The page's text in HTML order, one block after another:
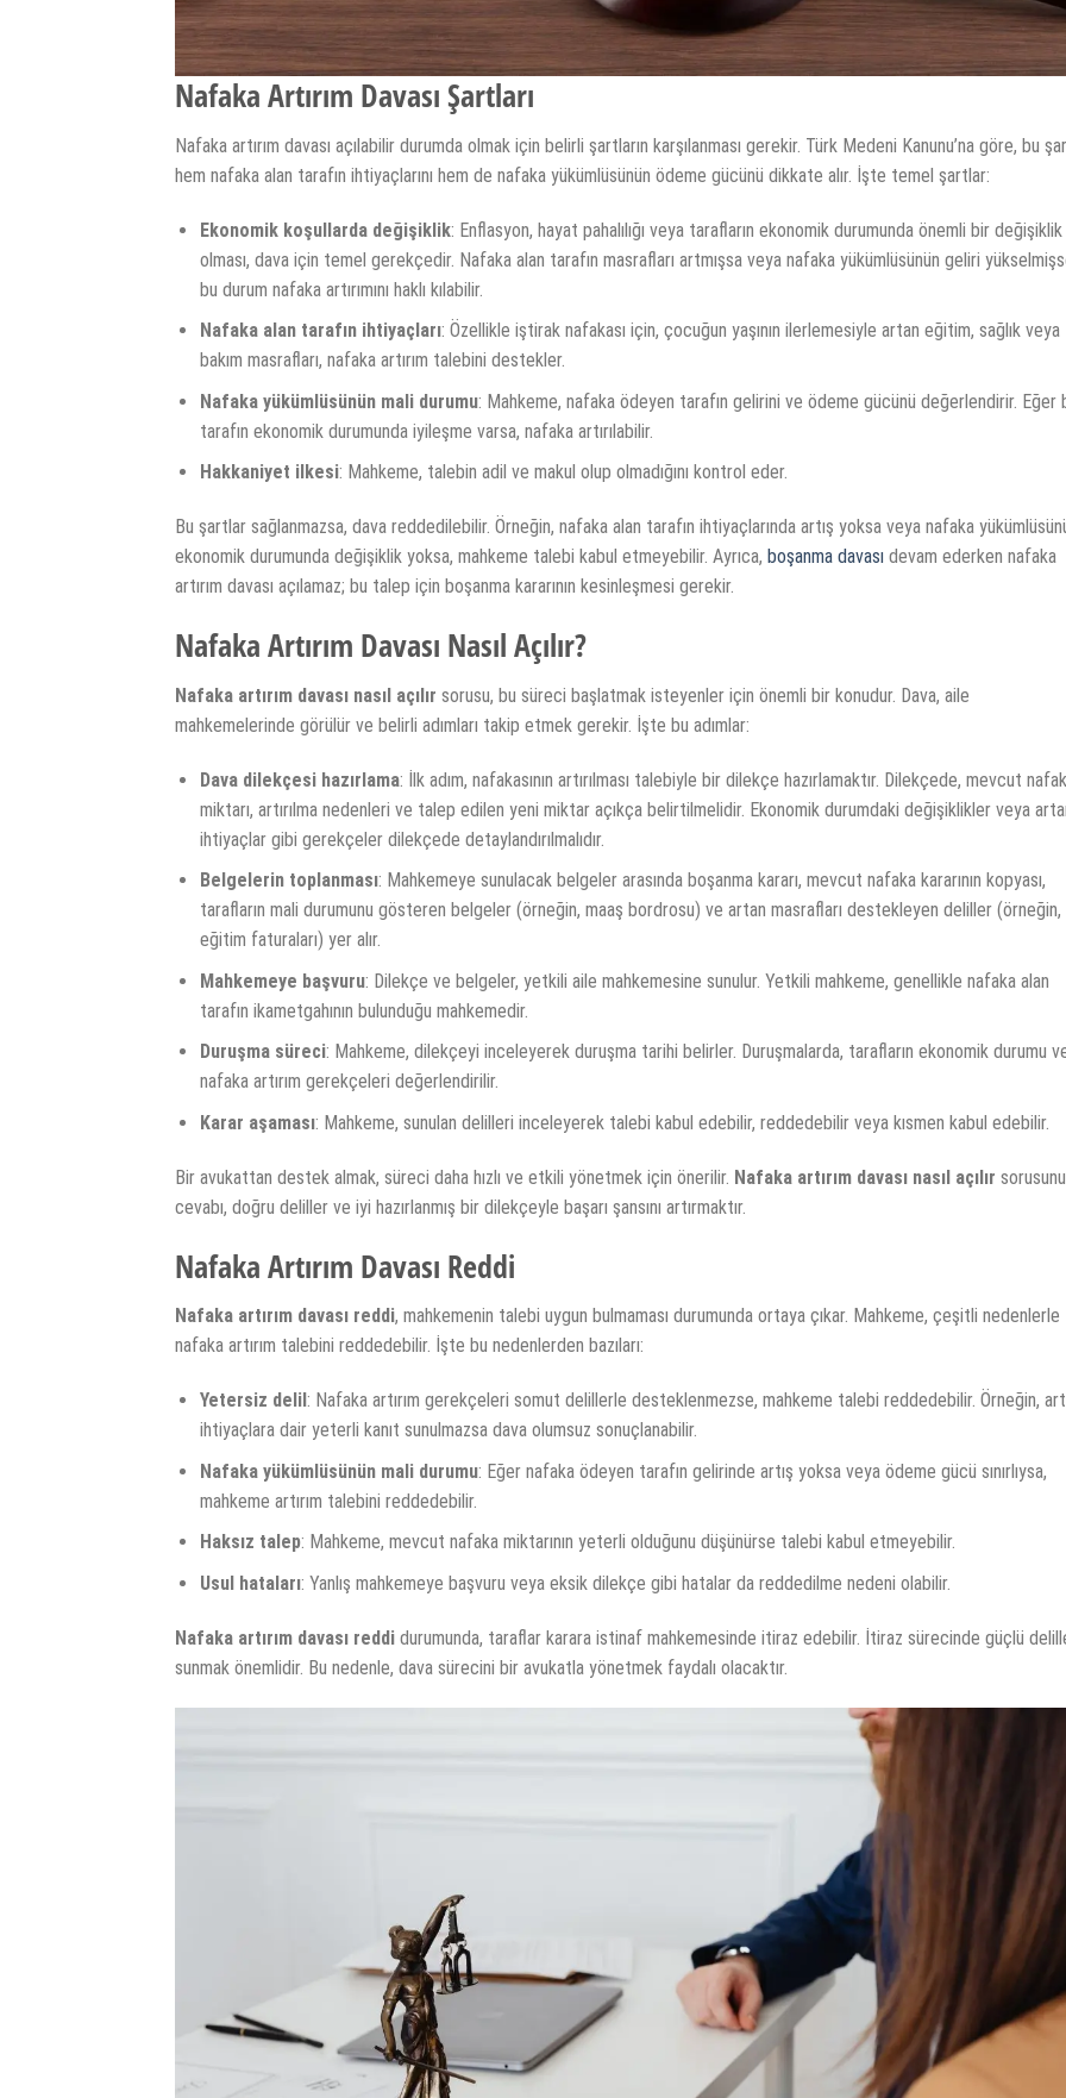
Nafaka Artırım Davası Şartları
Nafaka artırım davası açılabilir durumda olmak için belirli şartların karşılanması gerekir. Türk Medeni Kanunu’na göre, bu
hem nafaka alan tarafın ihtiyaçlarını hem de nafaka yükümlüsünün ödeme gücünü dikkate alır. İşte temel şartlar:
Ekonomik koşullarda değişiklik: Enflasyon, hayat pahalılığı veya tarafların ekonomik durumunda önemli bir değişiklik
olması, dava için temel gerekçedir. Nafaka alan tarafın masrafları artmışsa veya nafaka yükümlüsünün geliri
bu durum nafaka artırımını haklı kılabilir.
Nafaka alan tarafın ihtiyaçları: Özellikle iştirak nafakası için, çocuğun yaşının ilerlemesiyle artan eğitim, sağlık veya
bakım masrafları, nafaka artırım talebini destekler.
Nafaka yükümlüsünün mali durumu: Mahkeme, nafaka ödeyen tarafın gelirini ve ödeme gücünü değerlendirir. Eğer
tarafın ekonomik durumunda iyileşme varsa, nafaka artırılabilir.
Hakkaniyet ilkesi: Mahkeme, talebin adil ve makul olup olmadığını kontrol eder.
Bu şartlar sağlanmazsa, dava reddedilebilir. Örneğin, nafaka alan tarafın ihtiyaçlarında artış yoksa veya nafaka
ekonomik durumunda değişiklik yoksa, mahkeme talebi kabul etmeyebilir. Ayrıca, boşanma davası devam ederken nafaka
artırım davası açılamaz; bu talep için boşanma kararının kesinleşmesi gerekir.
Nafaka Artırım Davası Nasıl Açılır?
Nafaka artırım davası nasıl açılır sorusu, bu süreci başlatmak isteyenler için önemli bir konudur. Dava, aile
mahkemelerinde görülür ve belirli adımları takip etmek gerekir. İşte bu adımlar:
Dava dilekçesi hazırlama: İlk adım, nafakasının artırılması talebiyle bir dilekçe hazırlamaktır. Dilekçede, mevcut
miktarı, artırılma nedenleri ve talep edilen yeni miktar açıkça belirtilmelidir. Ekonomik durumdaki değişiklikler veya
ihtiyaçlar gibi gerekçeler dilekçede detaylandırılmalıdır.
Belgelerin toplanması: Mahkemeye sunulacak belgeler arasında boşanma kararı, mevcut nafaka kararının kopyası,
tarafların mali durumunu gösteren belgeler (örneğin, maaş bordrosu) ve artan masrafları destekleyen deliller (örneğin,
eğitim faturaları) yer alır.
Mahkemeye başvuru: Dilekçe ve belgeler, yetkili aile mahkemesine sunulur. Yetkili mahkeme, genellikle nafaka alan
tarafın ikametgahının bulunduğu mahkemedir.
Duruşma süreci: Mahkeme, dilekçeyi inceleyerek duruşma tarihi belirler. Duruşmalarda, tarafların ekonomik durumu
nafaka artırım gerekçeleri değerlendirilir.
Karar aşaması: Mahkeme, sunulan delilleri inceleyerek talebi kabul edebilir, reddedebilir veya kısmen kabul edebilir.
Bir avukattan destek almak, süreci daha hızlı ve etkili yönetmek için önerilir. Nafaka artırım davası nasıl açılır
cevabı, doğru deliller ve iyi hazırlanmış bir dilekçeyle başarı şansını artırmaktır.
Nafaka Artırım Davası Reddi
Nafaka artırım davası reddi, mahkemenin talebi uygun bulmaması durumunda ortaya çıkar. Mahkeme, çeşitli nedenlerle
nafaka artırım talebini reddedebilir. İşte bu nedenlerden bazıları:
Yetersiz delil : Nafaka artırım gerekçeleri somut delillerle desteklenmezse, mahkeme talebi reddedebilir. Örneğin,
ihtiyaçlara dair yeterli kanıt sunulmazsa dava olumsuz sonuçlanabilir.
Nafaka yükümlüsünün mali durumu: Eğer nafaka ödeyen tarafın gelirinde artış yoksa veya ödeme gücü sınırlıysa,
mahkeme artırım talebini reddedebilir.
Haksız talep: Mahkeme, mevcut nafaka miktarının yeterli olduğunu düşünürse talebi kabul etmeyebilir.
Usul hataları: Yanlış mahkemeye başvuru veya eksik dilekçe gibi hatalar da reddedilme nedeni olabilir.
Nafaka artırım davası reddi durumunda, taraflar karara istinaf mahkemesinde itiraz edebilir. İtiraz sürecinde güçlü
sunmak önemlidir. Bu nedenle, dava sürecini bir avukatla yönetmek faydalı olacaktır.